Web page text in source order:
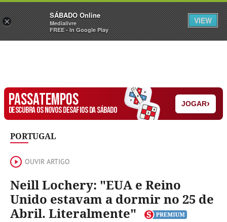
Sábado Assine Iniciar Sessão
PASSATEMPOS
DESCUBRA OS NOVOS DESAFIOS DA SÁBADO
JOGAR›
PORTUGAL
OUVIR ARTIGO
Neill Lochery: "EUA e Reino
Unido estavam a dormir no 25 de
Abril. Literalmente"
×
SÁBADO Online
Medialivre
FREE - In Google Play
VIEW